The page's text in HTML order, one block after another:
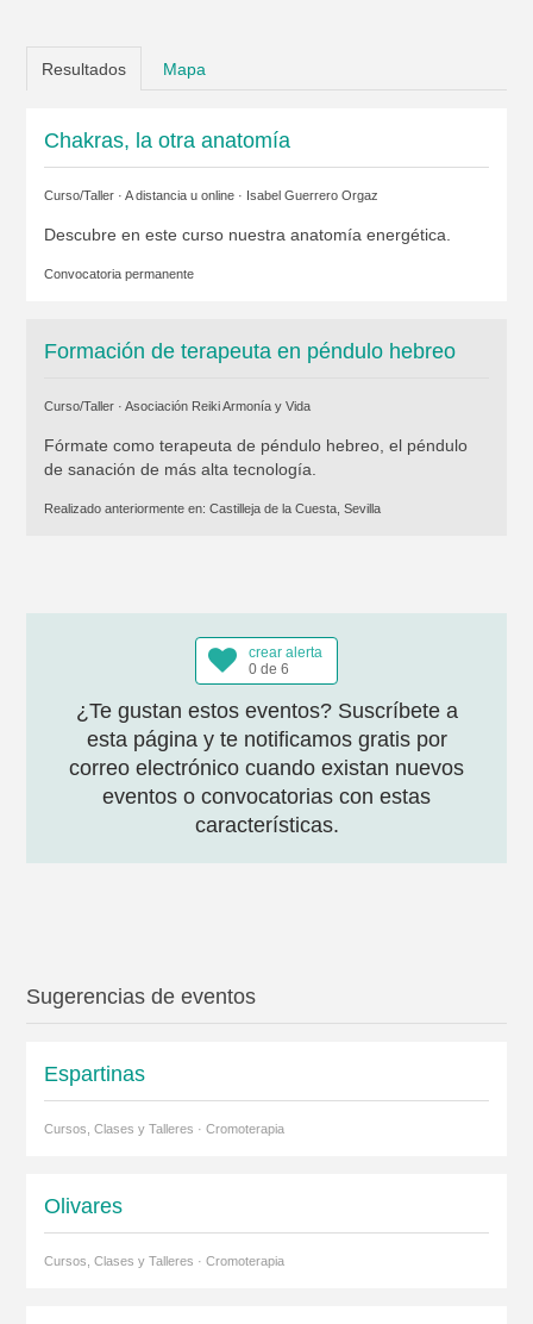
Resultados Mapa
Chakras, la otra anatomía
Curso/Taller · A distancia u online · Isabel Guerrero Orgaz
Descubre en este curso nuestra anatomía energética.
Convocatoria permanente
Formación de terapeuta en péndulo hebreo
Curso/Taller · Asociación Reiki Armonía y Vida
Fórmate como terapeuta de péndulo hebreo, el péndulo
de sanación de más alta tecnología.
Realizado anteriormente en: Castilleja de la Cuesta, Sevilla
crear alerta
0 de 6
¿Te gustan estos eventos? Suscríbete a
esta página y te notificamos gratis por
correo electrónico cuando existan nuevos
eventos o convocatorias con estas
características.
Sugerencias de eventos
Espartinas
Cursos, Clases y Talleres · Cromoterapia
Olivares
Cursos, Clases y Talleres · Cromoterapia